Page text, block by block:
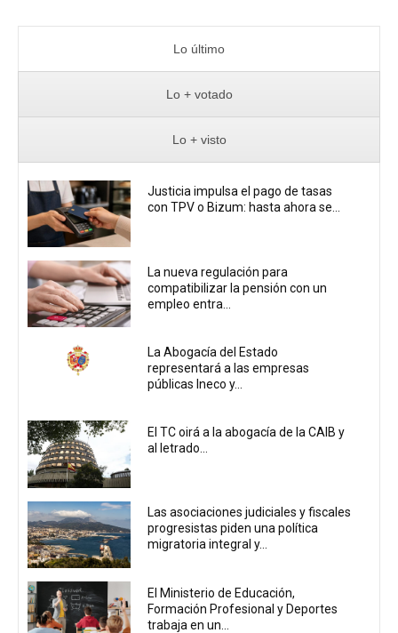
Lo último
Lo + votado
Lo + visto
Justicia impulsa el pago de tasas
con TPV o Bizum: hasta ahora se...
La nueva regulación para
compatibilizar la pensión con un
empleo entra...
La Abogacía del Estado
representará a las empresas
públicas Ineco y...
El TC oirá a la abogacía de la CAIB y
al letrado...
Las asociaciones judiciales y fiscales
progresistas piden una política
migratoria integral y...
El Ministerio de Educación,
Formación Profesional y Deportes
trabaja en un...